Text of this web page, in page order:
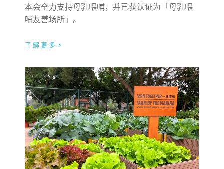
本会全力支持母乳喂哺，并已获认证为「母乳喂
哺友善场所」。
了解更多